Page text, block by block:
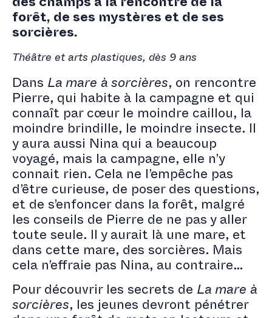
des champs à la rencontre de la
forêt, de ses mystères et de ses
sorcières.
Théâtre et arts plastiques, dès 9 ans
Dans La mare à sorcières , on rencontre
Pierre, qui habite à la campagne et qui
connaît par cœur le moindre caillou, la
moindre brindille, le moindre insecte. Il
y aura aussi Nina qui a beaucoup
voyagé, mais la campagne, elle n’y
connait rien. Cela ne l’empêche pas
d’être curieuse, de poser des questions,
et de s’enfoncer dans la forêt, malgré
les conseils de Pierre de ne pas y aller
toute seule. Il y aurait là une mare, et
dans cette mare, des sorcières. Mais
cela n’effraie pas Nina, au contraire…
Pour découvrir les secrets de La mare à
sorcières , les jeunes devront pénétrer